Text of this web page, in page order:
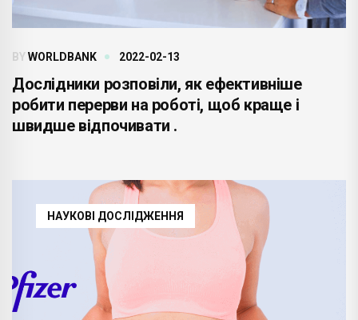
BYWORLDBANK 2022-02-13
Дослідники розповіли, як ефективніше
робити перерви на роботі, щоб краще і
швидше відпочивати .
НАУКОВІ ДОСЛІДЖЕННЯ